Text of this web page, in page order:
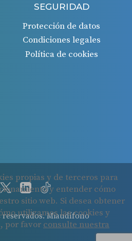
Miaudífono
SEGURIDAD
Protección de datos
Condiciones legales
Política de cookies